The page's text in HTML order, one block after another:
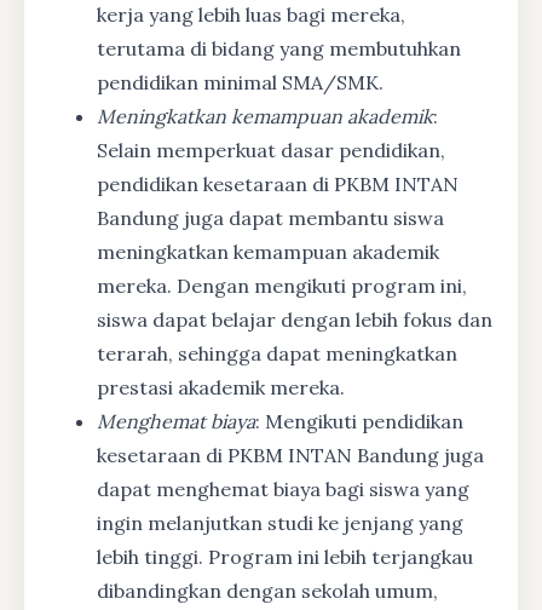
kerja yang lebih luas bagi mereka,
terutama di bidang yang membutuhkan
pendidikan minimal SMA/SMK.
Meningkatkan kemampuan akademik:
Selain memperkuat dasar pendidikan,
pendidikan kesetaraan di PKBM INTAN
Bandung juga dapat membantu siswa
meningkatkan kemampuan akademik
mereka. Dengan mengikuti program ini,
siswa dapat belajar dengan lebih fokus dan
terarah, sehingga dapat meningkatkan
prestasi akademik mereka.
Menghemat biaya: Mengikuti pendidikan
kesetaraan di PKBM INTAN Bandung juga
dapat menghemat biaya bagi siswa yang
ingin melanjutkan studi ke jenjang yang
lebih tinggi. Program ini lebih terjangkau
dibandingkan dengan sekolah umum,